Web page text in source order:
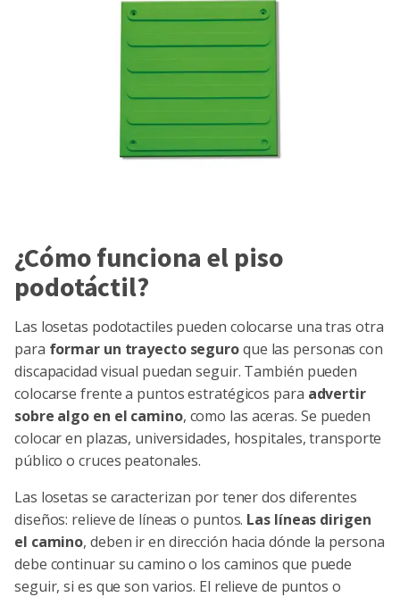
¿Cómo funciona el piso
podotáctil?
Las losetas podotactiles pueden colocarse una tras otra
para formar un trayecto seguroque las personas con
discapacidad visual puedan seguir. También pueden
colocarse frente a puntos estratégicos para advertir
sobre algo en el camino, como las aceras. Se pueden
colocar en plazas, universidades, hospitales, transporte
público o cruces peatonales.
Las losetas se caracterizan por tener dos diferentes
diseños: relieve de líneas o puntos. Las líneas dirigen
el camino, deben ir en dirección hacia dónde la persona
debe continuar su camino o los caminos que puede
seguir, si es que son varios. El relieve de puntos o